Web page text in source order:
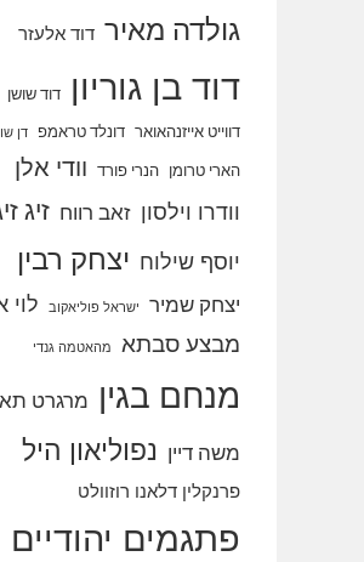
גולדה מאיר דוד אלעזר
דוד בן גוריון דוד שושן
דווייט אייזנהאואר דונלד טראמפ דן
הארי טרומן הנרי פורד וודי אלן
וודרו וילסון זאב רווח זיג
יוסף שילוח יצחק רבין
יצחק שמיר ישראל פוליאקוב לוי
מבצע סבתא מהאטמה גנדי
מנחם בגין מרגרט
משה דיין נפוליאון היל
פרנקלין דלאנו רוזוולט
פתגמים יהודיים